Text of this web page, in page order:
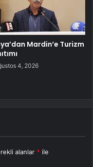
Mardin’e Turizm
4, 2026
alanlar * ile